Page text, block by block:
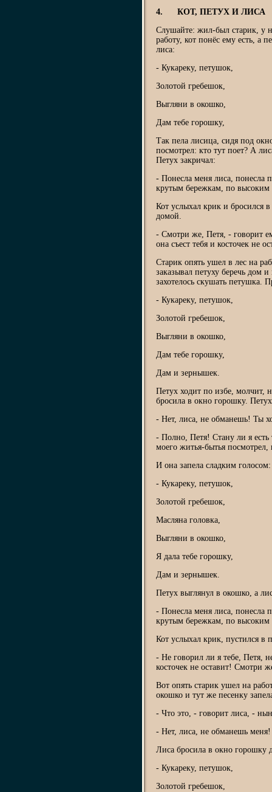
4. КОТ, ПЕТУХ И ЛИСА
Слушайте: жил-был старик, у
работу, кот понёс ему есть, а
лиса:
- Кукареку, петушок,
Золотой гребешок,
Выгляни в окошко,
Дам тебе горошку,
Так пела лисица, сидя под
посмотрел: кто тут поет? А
Петух закричал:
- Понесла меня лиса, понесла
крутым бережкам, по
Кот услыхал крик и бросился
домой.
- Смотри же, Петя, - говорит
она съест тебя и косточек не
Старик опять ушел в лес на
заказывал петуху беречь дом
захотелось скушать петушка.
- Кукареку, петушок,
Золотой гребешок,
Выгляни в окошко,
Дам тебе горошку,
Дам и зернышек.
Петух ходит по избе, молчит,
бросила в окно горошку.
- Нет, лиса, не обманешь! Ты
- Полно, Петя! Стану ли я есть
моего житья-бытья посмотрел,
И она запела сладким голосом:
- Кукареку, петушок,
Золотой гребешок,
Масляна головка,
Выгляни в окошко,
Я дала тебе горошку,
Дам и зернышек.
Петух выглянул в окошко, а
- Понесла меня лиса, понесла
крутым бережкам, по высоким
Кот услыхал крик, пустился в
- Не говорил ли я тебе, Петя,
косточек не оставит! Смотри
Вот опять старик ушел на
окошко и тут же песенку
- Что это, - говорит лиса, -
- Нет, лиса, не обманешь
Лиса бросила в окно горошку
- Кукареку, петушок,
Золотой гребешок,